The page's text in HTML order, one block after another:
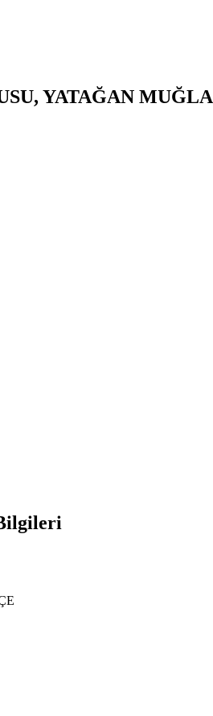
YATAĞAN MUĞLA